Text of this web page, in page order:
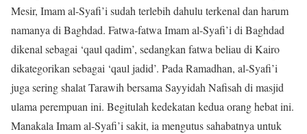
Mesir, Imam al-Syafi’i sudah terlebih dahulu terkenal dan harum
namanya di Baghdad. Fatwa-fatwa Imam al-Syafi’i di Baghdad
dikenal sebagai ‘qaul qadim’, sedangkan fatwa beliau di Kairo
dikategorikan sebagai ‘qaul jadid’. Pada Ramadhan, al-Syafi’i
juga sering shalat Tarawih bersama Sayyidah Nafisah di masjid
ulama perempuan ini. Begitulah kedekatan kedua orang hebat ini.
Manakala Imam al-Syafi’i sakit, ia mengutus sahabatnya untuk